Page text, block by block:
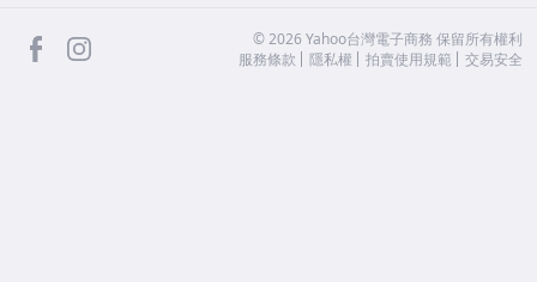
facebook ©2026 Yahoo台灣電子商務 保留所有權利
服務條款
隱私權 拍賣使用規範 交易安全